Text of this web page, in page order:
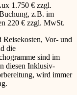
1.750 € zzgl.
z.B. im
220 € zzgl. MwSt.
Reisekosten, Vor- und
die
sind im
diesen Inklusiv-
wird immer